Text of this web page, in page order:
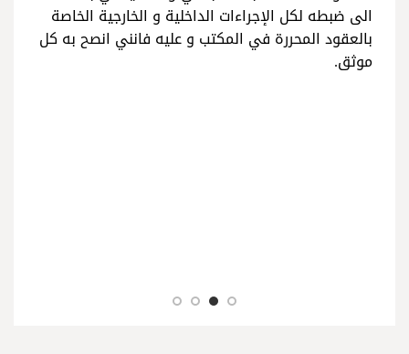
الى ضبطه لكل الإجراءات الداخلية و الخارجية الخاصة
بالعقود المحررة في المكتب و عليه فانني انصح به كل
موثق.